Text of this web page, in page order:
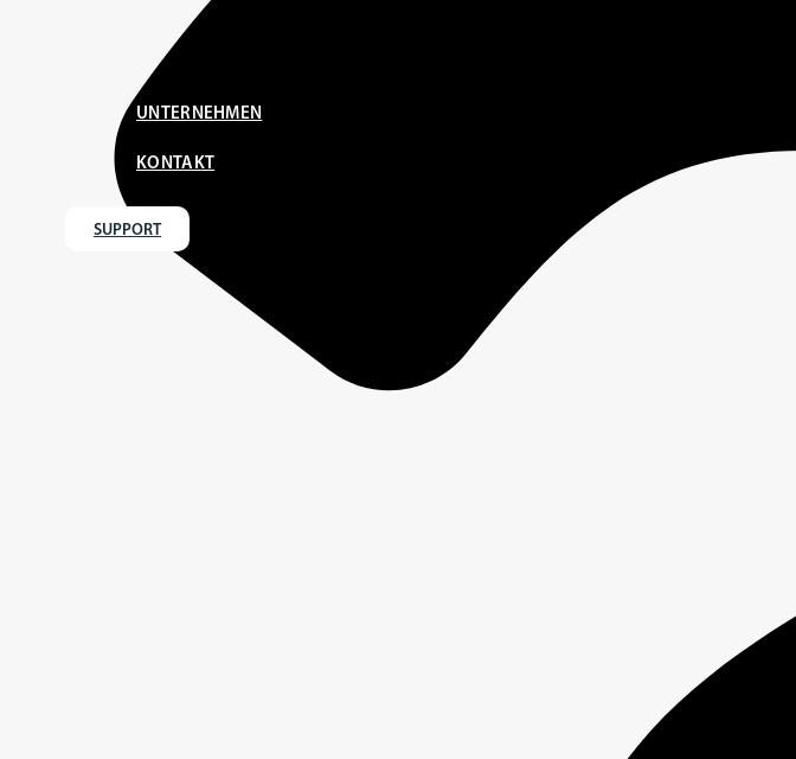
UNTERNEHMEN
KONTAKT
SUPPORT